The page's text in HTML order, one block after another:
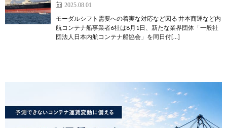
2025.08.01
モーダルシフト需要への着実な対応など図る 井本商運など内
航コンテナ船事業者6社は8月1日、新たな業界団体「一般社
団法人日本内航コンテナ船協会」を同日付[…]